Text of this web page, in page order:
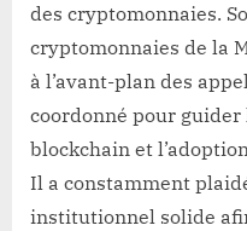
des cryptomonnaies.
cryptomonnaies de la
à l’avant-plan des
coordonné pour
blockchain et
Il a constamment
institutionnel solide